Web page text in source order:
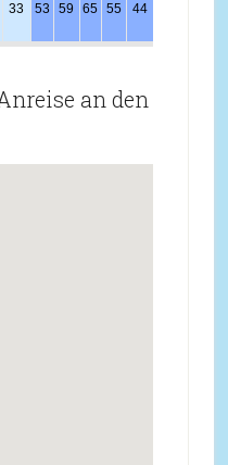
33 53 59 65 55 44
an den